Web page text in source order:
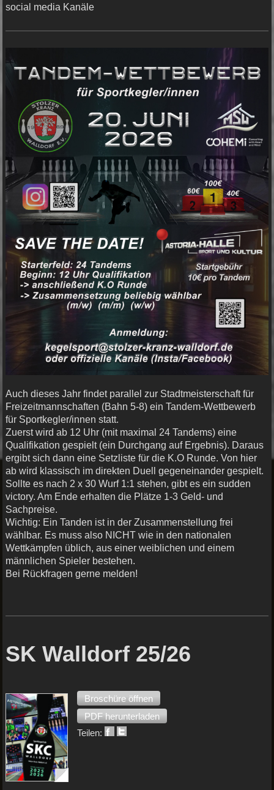
social media Kanäle
Auch dieses Jahr findet parallel zur Stadtmeisterschaft für
Freizeitmannschaften (Bahn 5-8) ein Tandem-Wettbewerb
für Sportkegler/innen statt.
Zuerst wird ab 12 Uhr (mit maximal 24 Tandems) eine
Qualifikation gespielt (ein Durchgang auf Ergebnis). Daraus
ergibt sich dann eine Setzliste für die K.O Runde. Von hier
ab wird klassisch im direkten Duell gegeneinander gespielt.
Sollte es nach 2 x 30 Wurf 1:1 stehen, gibt es ein sudden
victory. Am Ende erhalten die Plätze 1-3 Geld- und
Sachpreise.
Wichtig: Ein Tanden ist in der Zusammenstellung frei
wählbar. Es muss also NICHT wie in den nationalen
Wettkämpfen üblich, aus einer weiblichen und einem
männlichen Spieler bestehen.
Bei Rückfragen gerne melden!
SK Walldorf 25/26
Broschüre öffnen
PDF herunterladen
Teilen: